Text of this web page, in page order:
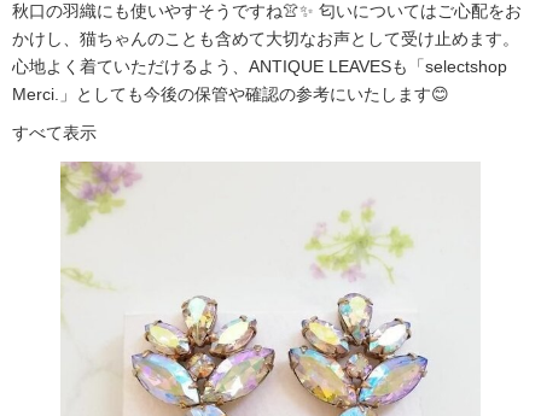
秋口の羽織にも使いやすそうですね👚✨ 匂いについてはご心配をお
かけし、猫ちゃんのことも含めて大切なお声として受け止めます。
心地よく着ていただけるよう、ANTIQUE LEAVESも「selectshop
Merci.」としても今後の保管や確認の参考にいたします😊
すべて表示